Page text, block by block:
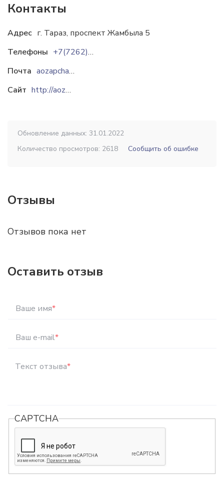
Контакты
Адрес г. Тараз, проспект Жамбыла 5
Телефоны
+7(7262) 523-100
Почта
aozapchast@yandex.kz
Сайт
http://aozapchast.kz
Обновление данных: 31.01.2022
Количество просмотров: 2618
Сообщить об ошибке
Отзывы
Отзывов пока нет
Оставить отзыв
Ваше имя*
Ваш e-mail*
Текст отзыва*
CAPTCHA